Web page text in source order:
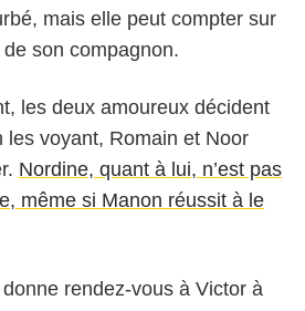
mais elle peut compter sur
son compagnon.
les deux amoureux décident
les voyant, Romain et Noor
Nordine, quant à lui, n’est pas
même si Manon réussit à le
rendez-vous à Victor à